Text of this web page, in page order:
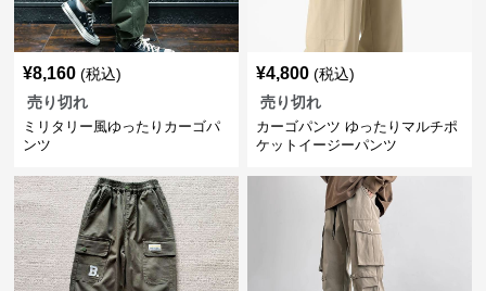
¥8,160 (税込)
売り切れ
ミリタリー風ゆったりカーゴパ
ンツ
¥4,800 (税込)
売り切れ
カーゴパンツ ゆったりマルチポ
ケットイージーパンツ